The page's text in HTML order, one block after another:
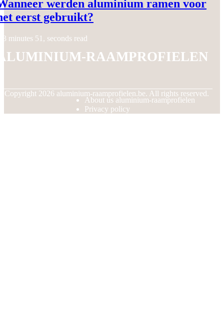
werden aluminium ramen voor
eerst gebruikt?
3 minutes 51, seconds read
raamprofielen
Copyright 2026 aluminium-raamprofielen.be. All rights reserved.
About us aluminium-raamprofielen
Privacy policy